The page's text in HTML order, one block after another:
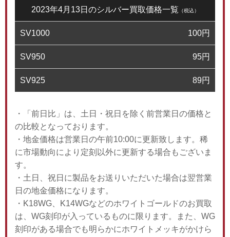
2023年4月13日のシルバー買取価格一覧 （税込）
SV1000 100円
SV950 95円
SV925 89円
・「前日比」は、土日・祝日を除く前営業日の価格と
の比較となっております。
・地金価格は営業日の午前10:00に更新致します。稀
に市場動向により定刻以外に更新する場合もございま
す。
・土日、祝日に製品をお送りいただいた場合は翌営業
日の地金価格になります。
・K18WG、K14WGなどのホワイトゴールドのお買取
は、WG刻印が入っているものに限ります。また、WG
刻印がある場合でも明らかにホワイトメッキがかけら